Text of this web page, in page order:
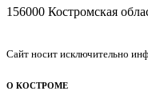
156000 Костромская
Сайт носит исключительно
О КОСТРОМЕ